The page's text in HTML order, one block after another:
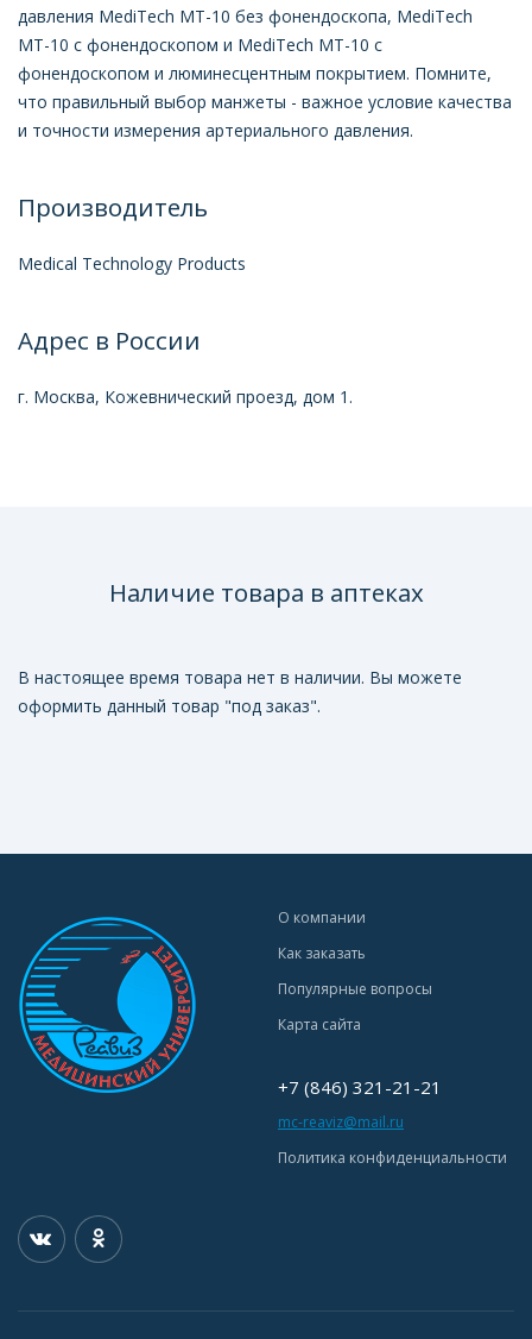
давления MediTech МТ-10 без фонендоскопа, MediTech
МТ-10 с фонендоскопом и MediTech МТ-10 с
фонендоскопом и люминесцентным покрытием. Помните,
что правильный выбор манжеты - важное условие качества
и точности измерения артериального давления.
Производитель
Мedical Technology Products
Адрес в России
г. Москва, Кожевнический проезд, дом 1.
Наличие товара в аптеках
В настоящее время товара нет в наличии. Вы можете
оформить данный товар "под заказ".
О компании
Как заказать
Популярные вопросы
Карта сайта
+7 (846) 321-21-21
mc-reaviz@mail.ru
Политика конфиденциальности